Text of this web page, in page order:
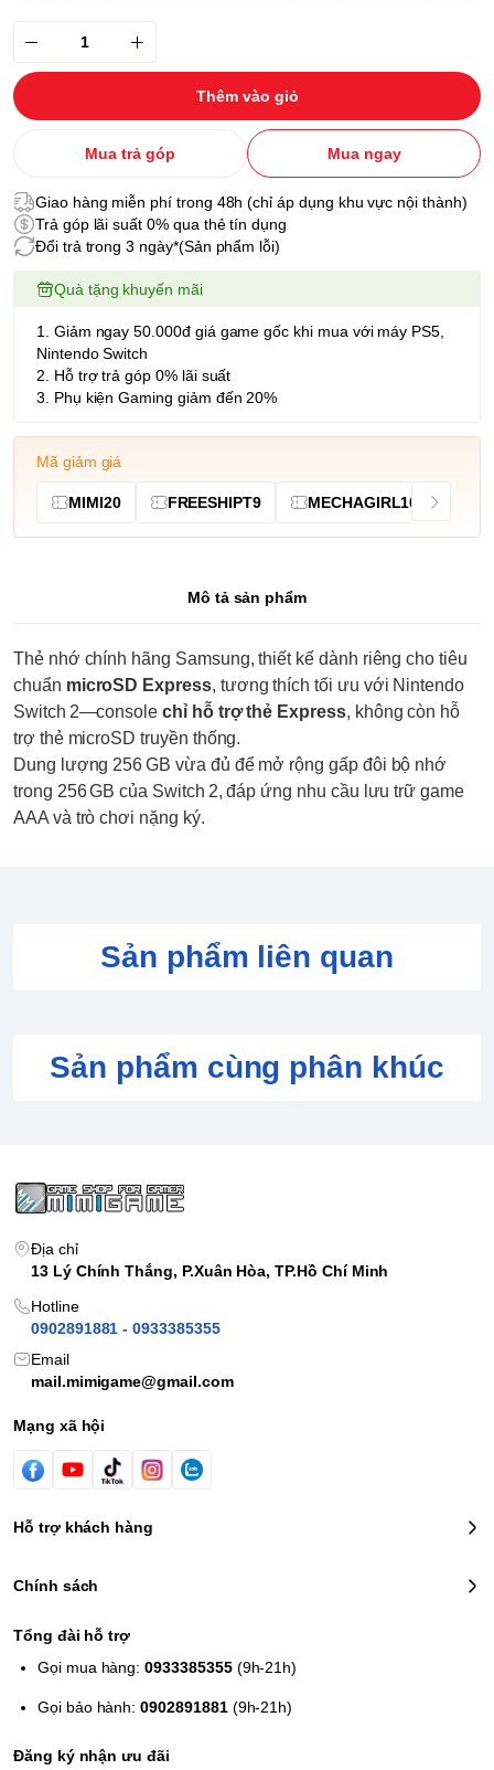
Thêm vào giỏ
Mua trả góp Mua ngay
Giao hàng miễn phí trong 48h (chỉ áp dụng khu vực nội thành)
Trả góp lãi suất 0% qua thẻ tín dụng
Đổi trả trong 3 ngày*(Sản phẩm lỗi)
Quà tặng khuyến mãi
1. Giảm ngay 50.000đ giá game gốc khi mua với máy PS5,
Nintendo Switch
2. Hỗ trợ trả góp 0% lãi suất
3. Phụ kiện Gaming giảm đến 20%
Mã giảm giá
MIMI20 FREESHIPT9 MECHAGIRL10
Mô tả sản phẩm
Thẻ nhớ chính hãng Samsung, thiết kế dành riêng cho tiêu
chuẩn microSD Express, tương thích tối ưu với Nintendo
Switch 2—consolechỉ hỗ trợ thẻ Express, không còn hỗ
trợ thẻ microSD truyền thống.
Dung lượng 256 GB vừa đủ để mở rộng gấp đôi bộ nhớ
trong 256 GB của Switch 2, đáp ứng nhu cầu lưu trữ game
AAA và trò chơi nặng ký.
Sản phẩm liên quan
Sản phẩm cùng phân khúc
Địa chỉ
13 Lý Chính Thắng, P.Xuân Hòa, TP.Hồ Chí Minh
Hotline
0902891881 - 0933385355
Email
mail.mimigame@gmail.com
Mạng xã hội
Hỗ trợ khách hàng
Chính sách
Tổng đài hỗ trợ
Gọi mua hàng:0933385355(9h-21h)
Gọi bảo hành:0902891881(9h-21h)
Đăng ký nhận ưu đãi